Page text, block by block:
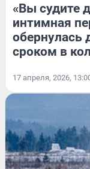
«Вы судите
интимная
обернулась
сроком в
17 апреля, 2026,